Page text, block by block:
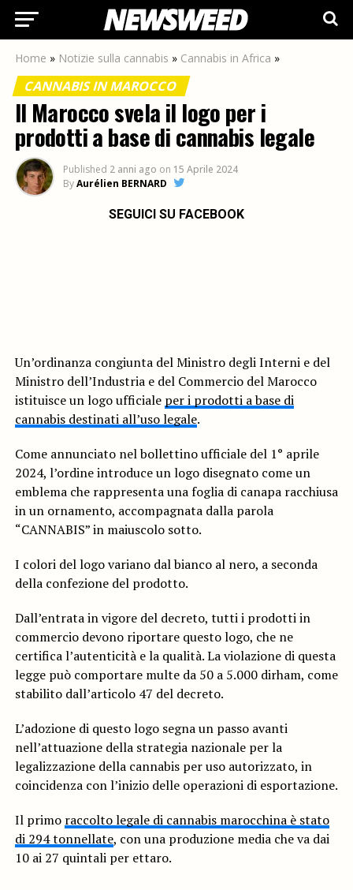
Home » Notizie sulla cannabis » Cannabis in Africa »
CANNABIS IN MAROCCO
Il Marocco svela il logo per i
prodotti a base di cannabis legale
Published 2 anni ago on 15 Aprile 2024
ByAurélien BERNARD
SEGUICI SU FACEBOOK
Un’ordinanza congiunta del Ministro degli Interni e del
Ministro dell’Industria e del Commercio del Marocco
istituisce un logo ufficiale per i prodotti a base di
cannabis destinati all’uso legale.
Come annunciato nel bollettino ufficiale del 1° aprile
2024, l’ordine introduce un logo disegnato come un
emblema che rappresenta una foglia di canapa racchiusa
in un ornamento, accompagnata dalla parola
“CANNABIS” in maiuscolo sotto.
I colori del logo variano dal bianco al nero, a seconda
della confezione del prodotto.
Dall’entrata in vigore del decreto, tutti i prodotti in
commercio devono riportare questo logo, che ne
certifica l’autenticità e la qualità. La violazione di questa
legge può comportare multe da 50 a 5.000 dirham, come
stabilito dall’articolo 47 del decreto.
L’adozione di questo logo segna un passo avanti
nell’attuazione della strategia nazionale per la
legalizzazione della cannabis per uso autorizzato, in
coincidenza con l’inizio delle operazioni di esportazione.
Il primo raccolto legale di cannabis marocchina è stato
di 294 tonnellate, con una produzione media che va dai
10 ai 27 quintali per ettaro.